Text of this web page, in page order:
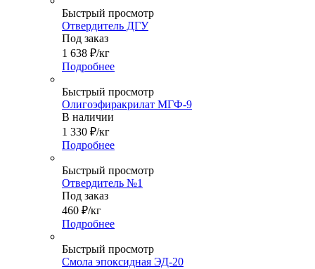
Быстрый просмотр
Отвердитель ДГУ
Под заказ
1 638 ₽/кг
Подробнее
Быстрый просмотр
Олигоэфиракрилат МГФ-9
В наличии
1 330 ₽/кг
Подробнее
Быстрый просмотр
Отвердитель №1
Под заказ
460 ₽/кг
Подробнее
Быстрый просмотр
Смола эпоксидная ЭД-20